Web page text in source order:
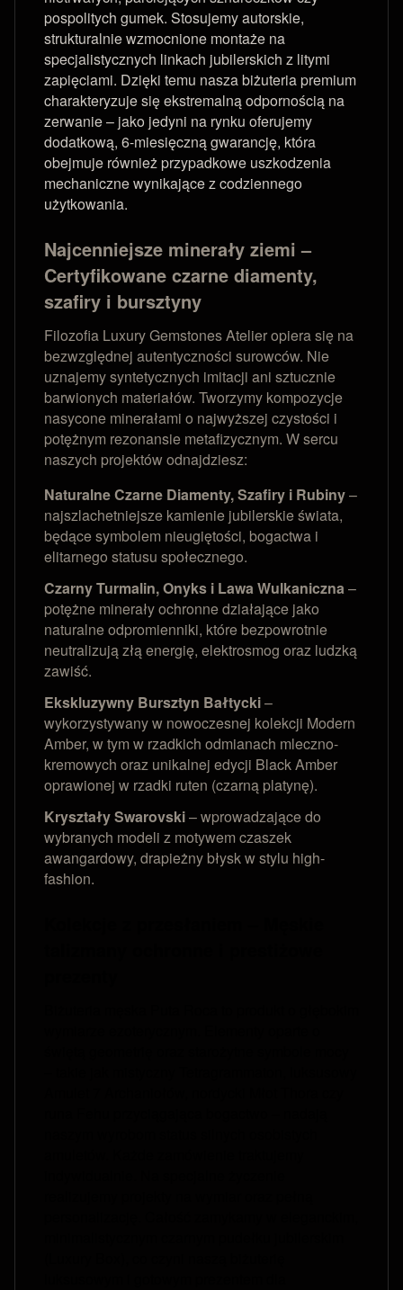
pospolitych gumek. Stosujemy autorskie,
strukturalnie wzmocnione montaże na
specjalistycznych linkach jubilerskich z litymi
zapięciami. Dzięki temu nasza biżuteria premium
charakteryzuje się ekstremalną odpornością na
zerwanie – jako jedyni na rynku oferujemy
dodatkową, 6-miesięczną gwarancję, która
obejmuje również przypadkowe uszkodzenia
mechaniczne wynikające z codziennego
użytkowania.
Najcenniejsze minerały ziemi –
Certyfikowane czarne diamenty,
szafiry i bursztyny
Filozofia Luxury Gemstones Atelier opiera się na
bezwzględnej autentyczności surowców. Nie
uznajemy syntetycznych imitacji ani sztucznie
barwionych materiałów. Tworzymy kompozycje
nasycone minerałami o najwyższej czystości i
potężnym rezonansie metafizycznym. W sercu
naszych projektów odnajdziesz:
Naturalne Czarne Diamenty, Szafiry i Rubiny–
najszlachetniejsze kamienie jubilerskie świata,
będące symbolem nieugiętości, bogactwa i
elitarnego statusu społecznego.
Czarny Turmalin, Onyks i Lawa Wulkaniczna–
potężne minerały ochronne działające jako
naturalne odpromienniki, które bezpowrotnie
neutralizują złą energię, elektrosmog oraz ludzką
zawiść.
Ekskluzywny Bursztyn Bałtycki–
wykorzystywany w nowoczesnej kolekcji Modern
Amber, w tym w rzadkich odmianach mleczno-
kremowych oraz unikalnej edycji Black Amber
oprawionej w rzadki ruten (czarną platynę).
Kryształy Swarovski– wprowadzające do
wybranych modeli z motywem czaszek
awangardowy, drapieżny błysk w stylu high-
fashion.